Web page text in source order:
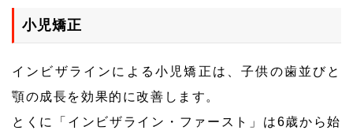
小児矯正
インビザラインによる小児矯正は、子供の歯並びと
顎の成長を効果的に改善します。
とくに「インビザライン・ファースト」は6歳から始